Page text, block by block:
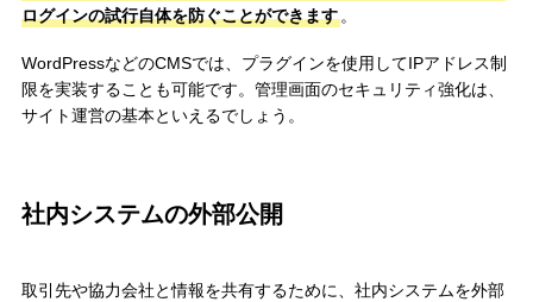
ログインの試行自体を防ぐことができます。
WordPressなどのCMSでは、プラグインを使用してIPアドレス制
限を実装することも可能です。管理画面のセキュリティ強化は、
サイト運営の基本といえるでしょう。
社内システムの外部公開
取引先や協力会社と情報を共有するために、社内システムを外部